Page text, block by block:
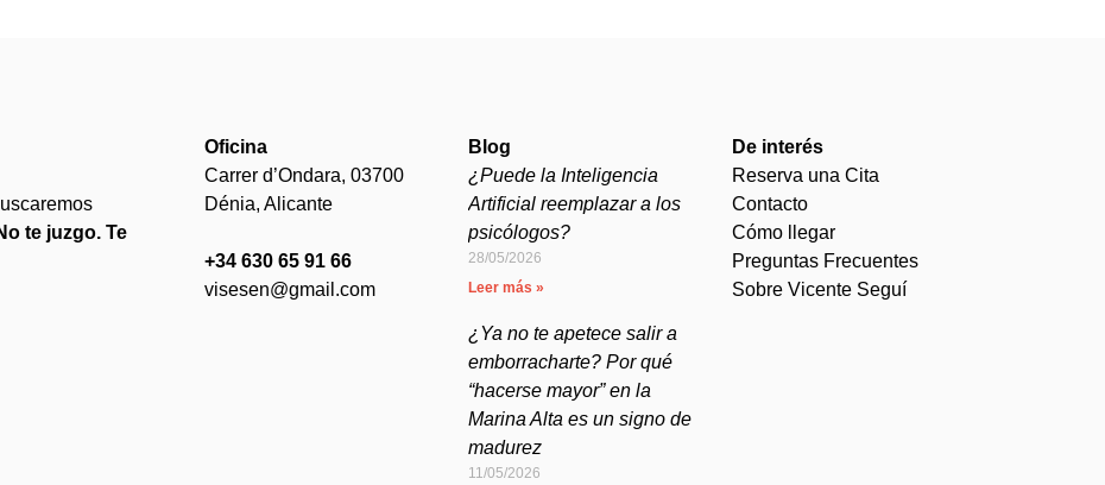
te juzgo. Te
Oficina
Carrer d’Ondara, 03700
Dénia, Alicante
+34 630 65 91 66
visesen@gmail.com
Blog
¿Puede la Inteligencia
Artificial reemplazar a los
psicólogos?
28/05/2026
Leer más »
¿Ya no te apetece salir a
emborracharte? Por qué
“hacerse mayor” en la
Marina Alta es un signo de
madurez
11/05/2026
De interés
Reserva una Cita
Contacto
Cómo llegar
Preguntas Frecuentes
Sobre Vicente Seguí